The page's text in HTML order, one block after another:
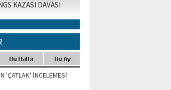
KAZASI DAVASI
'ÇATLAK' İNCELEMESİ